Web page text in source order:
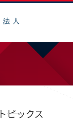
トピックス